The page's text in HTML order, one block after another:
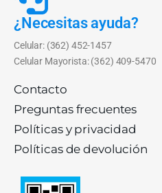
¿Necesitas ayuda?
Celular: (362) 452-1457
Celular Mayorista: (362) 409-5470
Contacto
Preguntas frecuentes
Políticas y privacidad
Políticas de devolución